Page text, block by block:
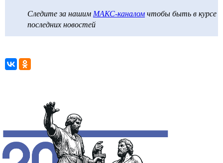
Следите за нашим МАКС-каналом чтобы быть в курсе
последних новостей